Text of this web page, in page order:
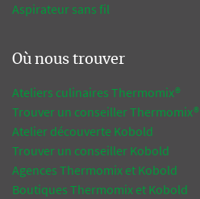
Aspirateur sans fil
Où nous trouver
Ateliers culinaires Thermomix®
Trouver un conseiller Thermomix®
Atelier découverte Kobold
Trouver un conseiller Kobold
Agences Thermomix et Kobold
Boutiques Thermomix et Kobold